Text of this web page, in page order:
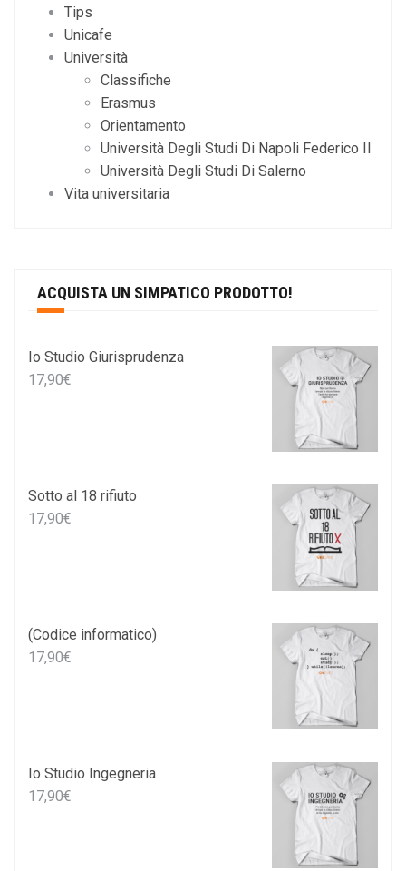
Tips
Unicafe
Università
Classifiche
Erasmus
Orientamento
Università Degli Studi Di Napoli Federico II
Università Degli Studi Di Salerno
Vita universitaria
ACQUISTA UN SIMPATICO PRODOTTO!
Io Studio Giurisprudenza
17,90€
Sotto al 18 rifiuto
17,90€
(Codice informatico)
17,90€
Io Studio Ingegneria
17,90€